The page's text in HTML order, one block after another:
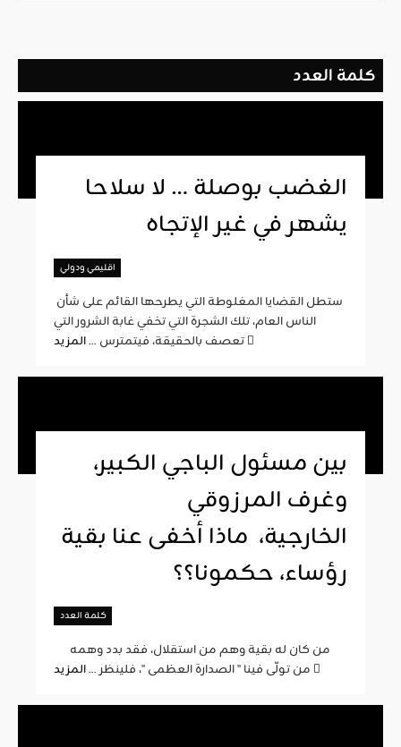
كلمة العدد
الغضب بوصلة … لا سلاحا
يشهر في غير الإتجاه
اقليمي ودولي
الناس العام، تلك الشجرة التي تخفي غابة الشرور التي
تعصف بالحقيقة، فيتمترس ...
بين مسئول الباجي الكبير،
وغرف المرزوقي
الخارجية، ماذا أخفى عنا بقية
رؤساء، حكمونا؟؟
كلمة العدد
من تولّى فينا " الصدارة العظمى "، فلينظر ...